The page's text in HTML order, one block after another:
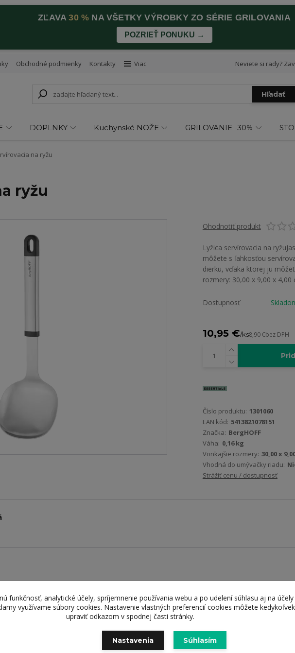
ZĽAVA30 % NA VŠETKY VÝROBKY ZO SÉRIE GRILOVANIA
POZRIEŤ PONUKU →
Obchodné podmienky Kontakty Viac
Hľadať
Neviete si rady?
DOPLNKY Kuchynské NOŽE GRILOVANIE -30%
na ryžu
ryžu
Ohodnotiť produkt
Lyžica servírovacia na
môžete s ľahkosťou
dierku, vďaka ktorej ju
rozmery: 30,00 x 9,00 x
Dostupnosť
10,95 €/ks8,90 €bez DPH
Číslo produktu: 1301060
EAN kód: 5413821078151
Značka: BergHOFF
Váha: 0,16 kg
Vonkajšie rozmery: 30,00 x
Vhodná do umývačky riadu:
Strážiť cenu / dostupnosť
funkčnosť, analytické účely, spríjemnenie používania webu a po udelení súhlasu aj na účely
využívame súbory cookies. Nastavenie vlastných preferencií cookies môžete kedykoľvek
upraviť odkazom v spodnej časti stránky.
Nastavenia Súhlasím